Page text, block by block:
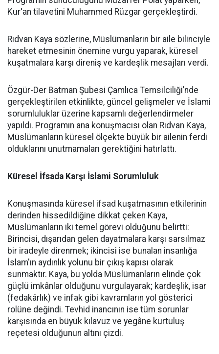
Kur'an tilavetini Muhammed Rüzgar gerçekleştirdi.
Rıdvan Kaya sözlerine, Müslümanların bir aile bilinciyle
hareket etmesinin önemine vurgu yaparak, küresel
kuşatmalara karşı direniş ve kardeşlik mesajları verdi.
Özgür-Der Batman Şubesi Çamlıca Temsilciliği’nde
gerçekleştirilen etkinlikte, güncel gelişmeler ve İslami
sorumluluklar üzerine kapsamlı değerlendirmeler
yapıldı. Programın ana konuşmacısı olan Rıdvan Kaya,
Müslümanların küresel ölçekte büyük bir ailenin ferdi
olduklarını unutmamaları gerektiğini hatırlattı.
Küresel İfsada Karşı İslami Sorumluluk
Konuşmasında küresel ifsad kuşatmasının etkilerinin
derinden hissedildiğine dikkat çeken Kaya,
Müslümanların iki temel görevi olduğunu belirtti:
Birincisi, dışarıdan gelen dayatmalara karşı sarsılmaz
bir iradeyle direnmek; ikincisi ise bunalan insanlığa
İslam'ın aydınlık yolunu bir çıkış kapısı olarak
sunmaktır. Kaya, bu yolda Müslümanların elinde çok
güçlü imkânlar olduğunu vurgulayarak; kardeşlik, isar
(fedakârlık) ve infak gibi kavramların yol gösterici
rolüne değindi. Tevhid inancının ise tüm sorunlar
karşısında en büyük kılavuz ve yegâne kurtuluş
reçetesi olduğunun altını çizdi.